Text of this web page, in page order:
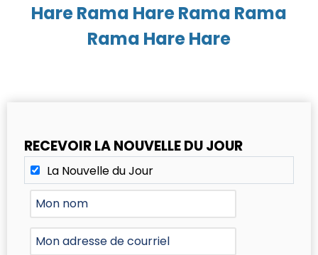
Hare Rama Hare Rama Rama
Rama Hare Hare
RECEVOIR LA NOUVELLE DU JOUR
La Nouvelle du Jour